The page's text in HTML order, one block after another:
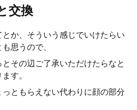
交換
か、そういう感じでいけたらい
思うので、
その辺ご了承いただけたらなと
す。
ともらえない代わりに顔の部分